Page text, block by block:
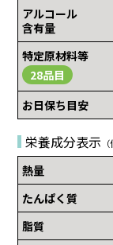
アルコール
含有量
特定原材料等
28品目
お日保ち目安
栄養成分表示
熱量
たんぱく質
脂質